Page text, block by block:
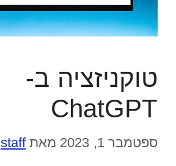
טוקניזציה ב-
ChatGPT
ספטמבר 1, 2023 מאתstaff